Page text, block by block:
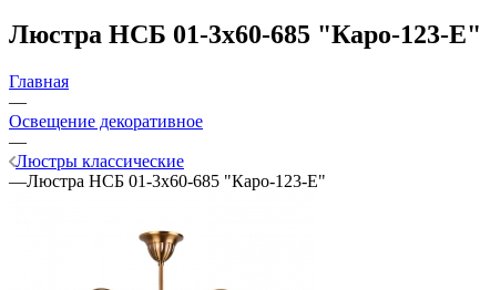
Люстра НСБ 01-3х60-685 "Каро-123-Е"
Главная
—
Освещение декоративное
—
Люстры классические
—Люстра НСБ 01-3х60-685 "Каро-123-Е"